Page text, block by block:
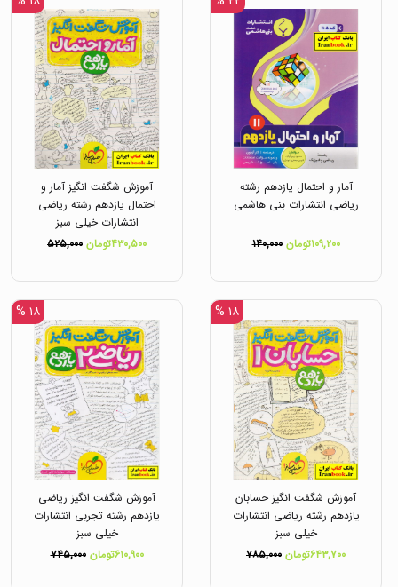
آمار و احتمال یازدهم رشته
ریاضی انتشارات بنی هاشمی
۱۰۹,۲۰۰تومان ۱۴۰,۰۰۰
آموزش شگفت انگیز آمار و
احتمال یازدهم رشته ریاضی
انتشارات خیلی سبز
۴۳۰,۵۰۰تومان
۵۲۵,۰۰۰
۱۸ %
آموزش شگفت انگیز حسابان
یازدهم رشته ریاضی انتشارات
خیلی سبز
۶۴۳,۷۰۰تومان
۷۸۵,۰۰۰
۱۸ %
آموزش شگفت انگیز ریاضی
یازدهم رشته تجربی انتشارات
خیلی سبز
۶۱۰,۹۰۰تومان
۷۴۵,۰۰۰